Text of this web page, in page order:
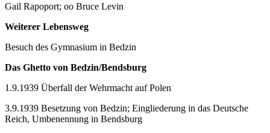
Gail Rapoport; oo Bruce Levin
Weiterer Lebensweg
Besuch des Gymnasium in Bedzin
Das Ghetto von Bedzin/Bendsburg
1.9.1939 Überfall der Wehrmacht auf Polen
3.9.1939 Besetzung von Bedzin; Eingliederung in das Deutsche
Reich, Umbenennung in Bendsburg